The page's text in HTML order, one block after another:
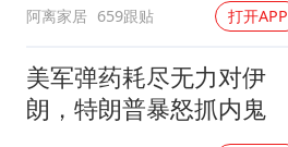
阿离家居 659跟贴 打开APP
美军弹药耗尽无力对伊
朗，特朗普暴怒抓内鬼